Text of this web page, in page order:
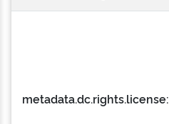
metadata.dc.rights.license: